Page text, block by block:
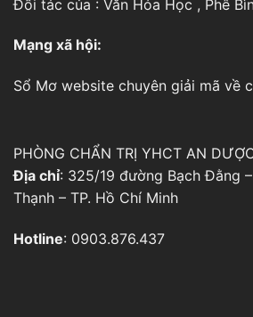
Đối tác của : Văn Hóa Học , Phê
Mạng xã hội:
Sổ Mơ website chuyên giải mã về
PHÒNG CHẨN TRỊ YHCT AN
Địa chỉ: 325/19 đường Bạch Đằng
Thạnh – TP. Hồ Chí Minh
Hotline: 0903.876.437